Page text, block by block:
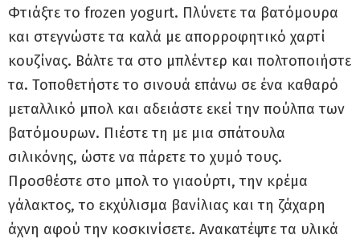
Φτιάξτε το frozen yogurt. Πλύνετε τα βατόμουρα
και στεγνώστε τα καλά με απορροφητικό χαρτί
κουζίνας. Βάλτε τα στο μπλέντερ και πολτοποιήστε
τα. Τοποθετήστε το σινουά επάνω σε ένα καθαρό
μεταλλικό μπολ και αδειάστε εκεί την πούλπα των
βατόμουρων. Πιέστε τη με μια σπάτουλα
σιλικόνης, ώστε να πάρετε το χυμό τους.
Προσθέστε στο μπολ το γιαούρτι, την κρέμα
γάλακτος, το εκχύλισμα βανίλιας και τη ζάχαρη
άχνη αφού την κοσκινίσετε. Ανακατέψτε τα υλικά